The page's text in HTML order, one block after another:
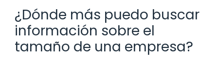
¿Dónde más puedo buscar
información sobre el
tamaño de una empresa?